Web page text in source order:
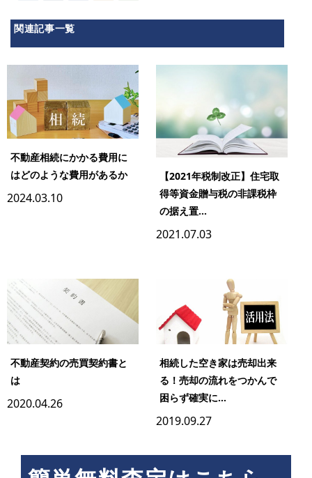
関連記事一覧
不動産相続にかかる費用に
はどのような費用があるか
2024.03.10
【2021年税制改正】住宅取
得等資金贈与税の非課税枠
の据え置...
2021.07.03
不動産契約の売買契約書と
は
2020.04.26
相続した空き家は売却出来
る！売却の流れをつかんで
困らず確実に...
2019.09.27